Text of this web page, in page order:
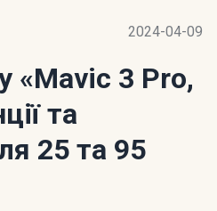
2024-04-09
«Mavic 3 Pro,
та
25 та 95